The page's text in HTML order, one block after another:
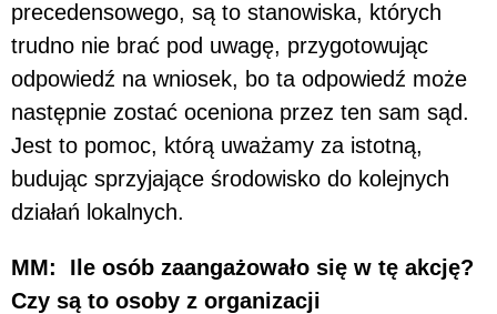
precedensowego, są to stanowiska, których
trudno nie brać pod uwagę, przygotowując
odpowiedź na wniosek, bo ta odpowiedź może
następnie zostać oceniona przez ten sam sąd.
Jest to pomoc, którą uważamy za istotną,
budując sprzyjające środowisko do kolejnych
działań lokalnych.
MM: Ile osób zaangażowało się w tę akcję?
Czy są to osoby z organizacji